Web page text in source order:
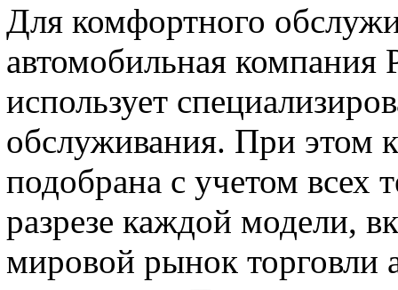
Для комфортного
автомобильная компания
использует
обслуживания. При этом
подобрана с учетом всех
разрезе каждой модели,
мировой рынок торговли